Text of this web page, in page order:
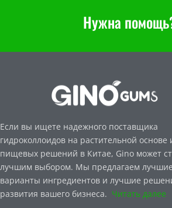
Нужна
Если вы ищете надежного поставщика
гидроколлоидов на растительной основе
пищевых решений в Китае, Gino может
лучшим выбором. Мы предлагаем лучшие
варианты ингредиентов и лучшие
развития вашего бизнеса. Читать далее